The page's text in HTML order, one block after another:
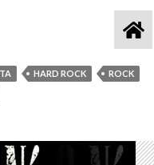
de Rock & Roll –
HARD ROCK
ROCK